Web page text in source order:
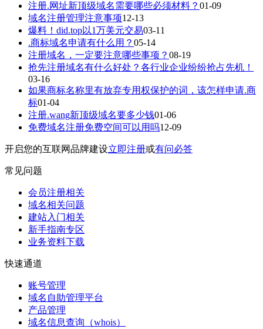
注册.网址新顶级域名需要哪些必须材料？ 01-09
域名注册管理注意事项12-13
爆料！did.top以1万美元交易03-11
.商标域名申请有什么用？ 05-14
注册域名，一定要注意哪些事项？ 08-19
抢先注册域名有什么好处？各行业企业纷纷抢占先机！
03-16
如果商标名称里有放弃专用权保护的词，该怎样申请.商
标01-04
注册.wang新顶级域名要多少钱01-06
免费域名注册免费空间可以用吗12-09
开启您的互联网品牌建设立即注册或有问必答
常见问题
会员注册相关
域名相关问题
建站入门相关
新手指南专区
业务资料下载
快速通道
账号管理
域名自助管理平台
产品管理
域名信息查询（whois）